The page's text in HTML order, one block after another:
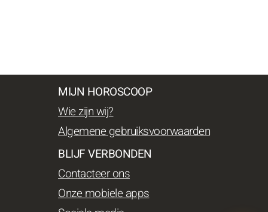
MIJN HOROSCOOP
Wie zijn wij?
Algemene gebruiksvoorwaarden
BLIJF VERBONDEN
Contacteer ons
Onze mobiele apps